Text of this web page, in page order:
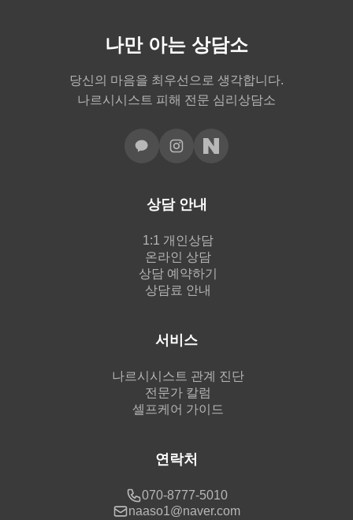
나만 아는 상담소
당신의 마음을 최우선으로 생각합니다.
나르시시스트 피해 전문 심리상담소
상담 안내
1:1 개인상담
온라인 상담
상담 예약하기
상담료 안내
서비스
나르시시스트 관계 진단
전문가 칼럼
셀프케어 가이드
연락처
070-8777-5010
naaso1@naver.com